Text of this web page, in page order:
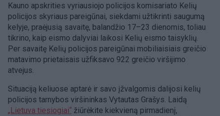
Kauno apskrities vyriausiojo policijos komisariato Kelių
policijos skyriaus pareigūnai, siekdami užtikrinti saugumą
kelyje, praėjusią savaitę, balandžio 17–23 dienomis, toliau
tikrino, kaip eismo dalyviai laikosi Kelių eismo taisyklių.
Per savaitę Kelių policijos pareigūnai mobiliaisiais greičio
matavimo prietaisais užfiksavo 922 greičio viršijimo
atvejus.
Situaciją keliuose aptarė ir savo įžvalgomis dalijosi kelių
policijos tarnybos viršininkas Vytautas Grašys. Laidą
„Lietuva tiesiogiai“ žiūrėkite kiekvieną pirmadienį,